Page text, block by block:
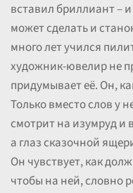
вставил бриллиант –
может сделать и
много лет учился
художник-ювелир не
придумывает её. Он,
Только вместо слов у
смотрит на изумруд и
а глаз сказочной
Он чувствует, как
чтобы на ней, словно